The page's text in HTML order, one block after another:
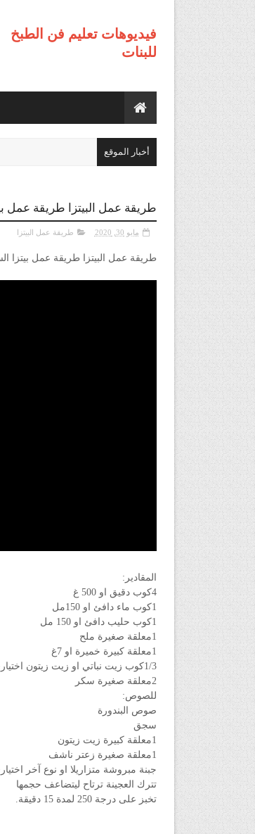
فيديوهات تعليم فن الطبخ
للبنات
أخبار الموقع
طريقة عمل البيتزا طريقة عمل
مايو 30, 2020 طريقة عمل البيتزا
طريقة عمل البيتزا طريقة عمل بيتزا
المقادير:
4كوب دقيق او 500 غ
1كوب ماء دافئ او 150مل
1كوب حليب دافئ او 150 مل
1معلقة صغيرة ملح
1معلقة كبيرة خميرة او 7غ
1/3كوب زيت نباتي او زيت زيتون اختياري
2معلقة صغيرة سكر
للصوص:
صوص البندورة
سجق
1معلقة كبيرة زيت زيتون
1معلقة صغيرة زعتر ناشف
جبنة مبروشة متزاريلا او نوع آخر
تترك العجينة ترتاح ليتضاعف حجمها
تخبز على درجة 250 لمدة 15 دقيقة.